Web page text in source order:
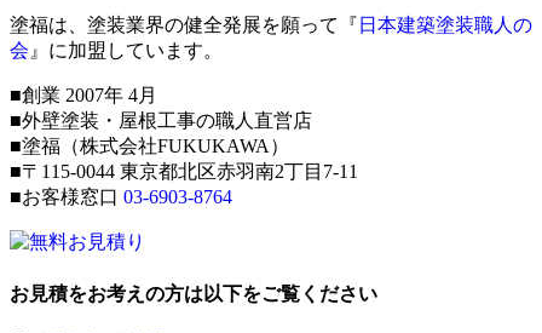
塗福は、塗装業界の健全発展を願って『 日本建築塗装職人の
会 』に加盟しています。
■創業 2007年 4月
■外壁塗装・屋根工事の職人直営店
■塗福（株式会社FUKUKAWA）
■〒115-0044 東京都北区赤羽南2丁目7-11
■お客様窓口 03-6903-8764
お見積をお考えの方は以下をご覧ください